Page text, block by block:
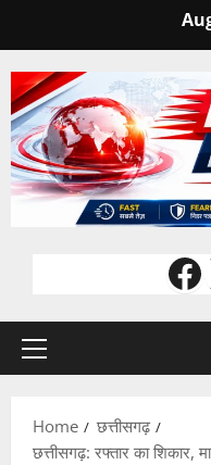
content
Primary
Home
छत्तीसगढ़
छत्तीसगढ़: रफ्तार का शिकार,